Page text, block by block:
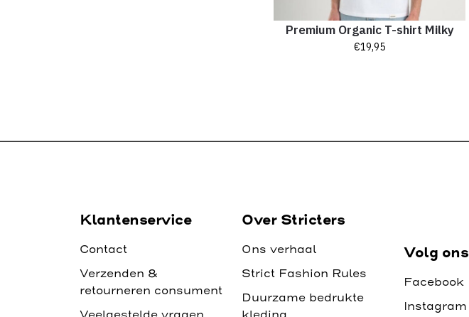
Premium Organic T-shirt Milky
€19,95
Klantenservice
Contact
Verzenden &
retourneren consument
Over Stricters
Ons verhaal
Strict Fashion Rules
Duurzame bedrukte
Volg ons
Facebook
Instagram